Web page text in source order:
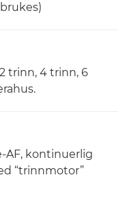
trinn, 4 trinn, 6
AF, kontinuerlig
“trinnmotor”